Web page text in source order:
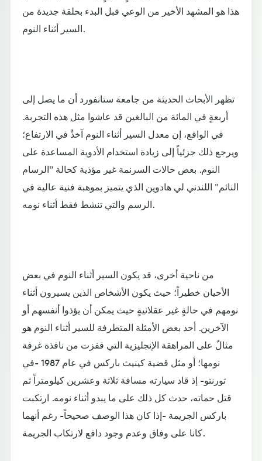
هذا هو المشهد الأخير من الوعي قبل البدء بحلقة جديدة من
السير أثناء النوم.
تظهر الأبحاث الحديثة من جامعة ستانفورد أن ما يصل إلى
أربعةٍ في المائة من البالغين قد عاشوا مثل هذه التجربة.
في الواقع، إن معدل السير أثناء النوم آخذٌ في الارتفاع؛
ويرجع ذلك جزئياً إلى زيادة استخدام الأدوية المساعدة على
النوم. بعض حالات السرنمة غير مؤذية كحالة "الرسام
النائم" اللندني لي هادوين الذي يتميز بموهبة فنية عالية في
الرسم والتي تنشط فقط أثناء نومه.
من ناحية أخرى، قد يكون السير أثناء النوم في بعض
الأحيان خطيراً؛ حيث يكون الأشخاص الذين يسيرون أثناء
نومهم في حالةٍ غير عقلانيةٍ حيث يمكن أن يؤذوا أنفسهم أو
الآخرين. أحد بعض الأمثلة المتطرفة للسير أثناء النوم هو
مثالٌ على المراهقة الإنجليزية التي قفزت من نافذة غرفة
نومها؛ أو مثل قضية كينيث باركس في عام 1987 -في
تورنتو- إذ قاد سيارته مسافة ثلاثة وعشرين كيلومتراً ثم
قتل حماته، حدث كل ذلك على ما يبدو أثناء نومه. ارتكبت
باركس الجريمة -إذا كان هذا الوصف صحيحاً- رغم أنهما
كانا على وفاق وعدم وجود دافع لارتكاب الجريمة.